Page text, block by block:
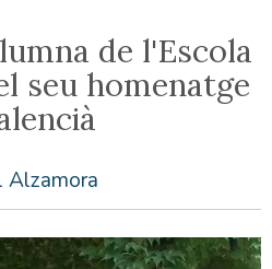
de l'Escola
seu homenatge
Alzamora